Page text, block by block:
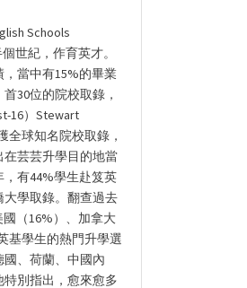
Schools
世紀，作育英才。
當中有15%的畢業
30位的院校取錄，
16）Stewart
全球知名院校取錄，
芸芸升學目的地當
有44%學生赴笈英
大學取錄。翻查過去
（16%）、加拿大
基學生的熱門升學選
、荷蘭、中國內
別指出，愈來愈多